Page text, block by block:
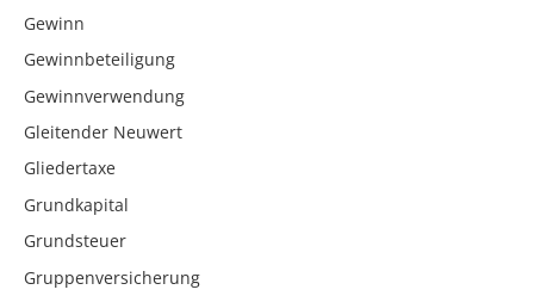
Gewinn
Gewinnbeteiligung
Gewinnverwendung
Gleitender Neuwert
Gliedertaxe
Grundkapital
Grundsteuer
Gruppenversicherung